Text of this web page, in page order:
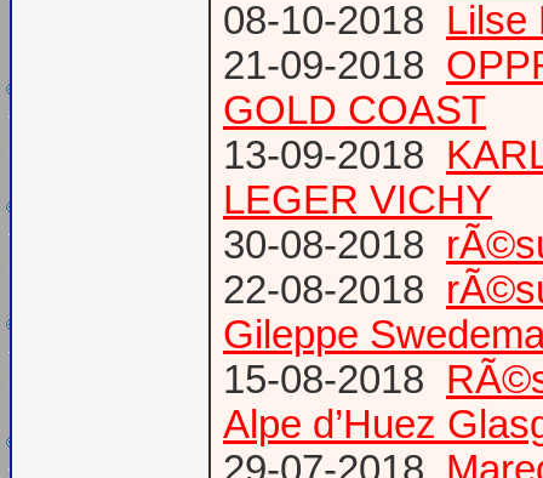
08-10-2018 Lilse
21-09-2018
GOLD COAST
13-09-2018
LEGER VICHY
30-08-2018
22-08-2018
Gileppe
15-08-2018
Alpe d’Huez